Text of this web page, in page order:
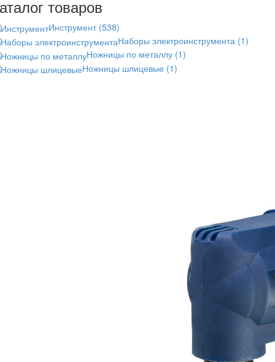
товаров
Инструмент (538)
Наборы электроинструмента (1)
Ножницы по металлу (1)
Ножницы шлицевые (1)